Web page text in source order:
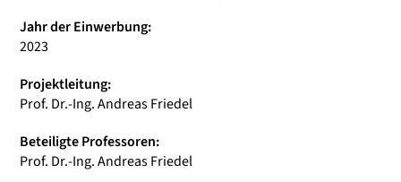
Jahr der Einwerbung:
2023
Projektleitung:
Prof. Dr.-Ing. Andreas Friedel
Beteiligte Professoren:
Prof. Dr.-Ing. Andreas Friedel